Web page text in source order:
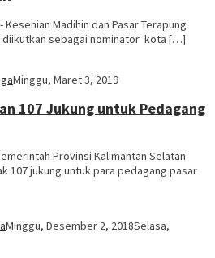
Madihin dan Pasar Terapung
diikutkan sebagai nominator kota […]
Minggu, Maret 3, 2019
107 Jukung untuk Pedagang
Provinsi Kalimantan Selatan
107 jukung untuk para pedagang pasar
Minggu, Desember 2, 2018Selasa,